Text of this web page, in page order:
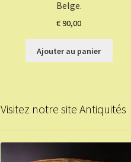
Belge.
€90,00
Ajouter au panier
Visitez notre site Antiquités